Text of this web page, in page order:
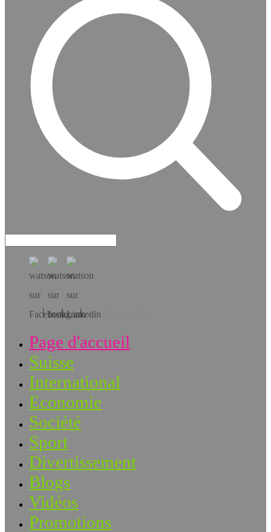
Téléchargez l’app!
Page d'accueil
Suisse
International
Economie
Société
Sport
Divertissement
Blogs
Vidéos
Promotions